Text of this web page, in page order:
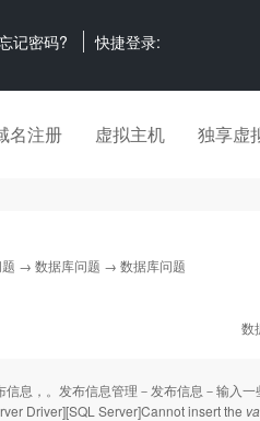
记密码? 快捷登录:
名注册 虚拟主机 独享虚
→ 数据库问题 → 数据库问题
数
信息，。发布信息管理－发布信息－输入
Driver][SQL Server]Cannot insert the